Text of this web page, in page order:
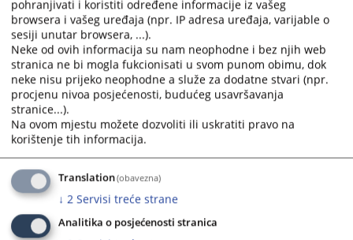
Navigate
forward
to
interact
with
the
calendar
and
select
a
date.
Press
the
Datum do
Navigate
forward
to
interact
with
the
calendar
and
select
Sortiraj po
Odaberi...
Napredne stavke
pohranjivati i koristiti određene informacije iz vašeg
browsera i vašeg uređaja (npr. IP adresa uređaja, varijable o
sesiji unutar browsera, ...).
Neke od ovih informacija su nam neophodne i bez njih web
stranica ne bi mogla fukcionisati u svom punom obimu, dok
neke nisu prijeko neophodne a služe za dodatne stvari (npr.
procjenu nivoa posjećenosti, budućeg usavršavanja
stranice...).
Na ovom mjestu možete dozvoliti ili uskratiti pravo na
korištenje tih informacija.
Translation(obavezna)
↓ 2 Servisi treće strane
Analitika o posjećenosti stranica